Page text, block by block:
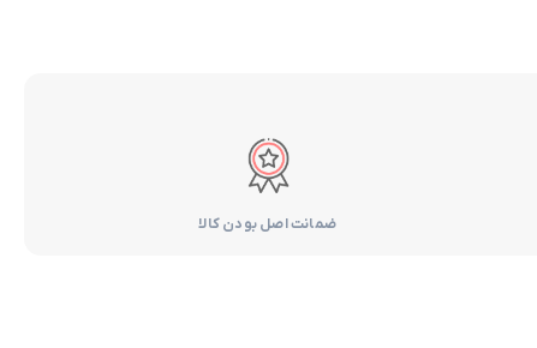
ضمانت اصل بودن کالا